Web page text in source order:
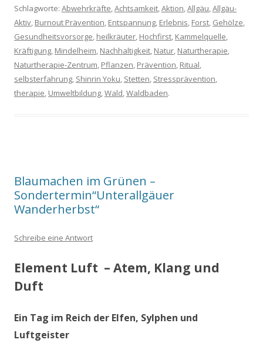
Schlagworte: Abwehrkräfte,Achtsamkeit,Aktion,Allgäu,Allgäu-
Aktiv, Burnout Prävention, Entspannung, Erlebnis, Forst, Gehölze,
Gesundheitsvorsorge, heilkräuter, Hochfirst, Kammelquelle,
Kräftigung, Mindelheim, Nachhaltigkeit, Natur, Naturtherapie,
Naturtherapie-Zentrum, Pflanzen, Prävention, Ritual,
selbsterfahrung, Shinrin Yoku, Stetten, Stressprävention,
therapie, Umweltbildung,Wald,Waldbaden.
Blaumachen im Grünen –
Sondertermin“Unterallgäuer
Wanderherbst“
Schreibe eine Antwort
Element Luft – Atem, Klang und
Duft
Ein Tag im Reich der Elfen, Sylphen und
Luftgeister